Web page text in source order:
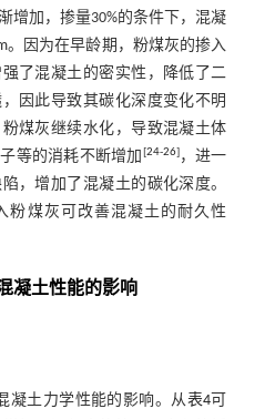
增加，掺量30%的条件下，混凝
。因为在早龄期，粉煤灰的掺入
了混凝土的密实性，降低了二
因此导致其碳化深度变化不明
煤灰继续水化，导致混凝土体
等的消耗不断增加 [24-26]，进一
，增加了混凝土的碳化深度。
粉煤灰可改善混凝土的耐久性
凝土性能的影响
凝土力学性能的影响。从表4可